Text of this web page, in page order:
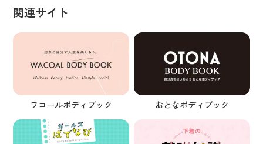
関連サイト
ワコールボディブック おとなボディブック